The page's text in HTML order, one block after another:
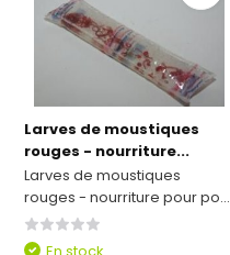
Larves de moustiques
rouges - nourriture...
Larves de moustiques
rouges - nourriture pour po...